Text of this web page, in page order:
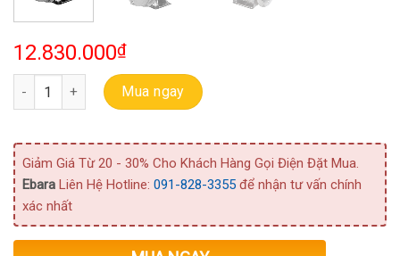
12.830.000₫
Bơm Ebara Ly Tâm Inox Trục Ngang CDM 70/05 số lượng
Mua ngay
Giảm Giá Từ 20 - 30% Cho Khách Hàng Gọi Điện Đặt Mua.
Ebara Liên Hệ Hotline: 091-828-3355 để nhận tư vấn chính
xác nhất